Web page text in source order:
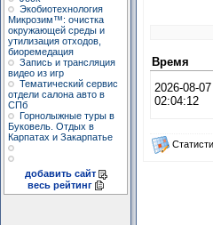
Экобиотехнология
Микрозим™: очистка
окружающей среды и
утилизация отходов,
биоремедация
Запись и трансляция
видео из игр
Тематический сервис
отдели салона авто в
СПб
Горнолыжные туры в
Буковель. Отдых в
Карпатах и Закарпатье
добавить сайт
весь рейтинг
Время
2026-08-07
02:04:12